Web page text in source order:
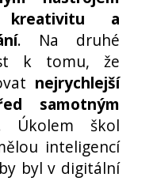
kreativitu a
. Na druhé
k tomu, že
nejrychlejší
samotným
Úkolem škol
inteligencí
byl v digitální